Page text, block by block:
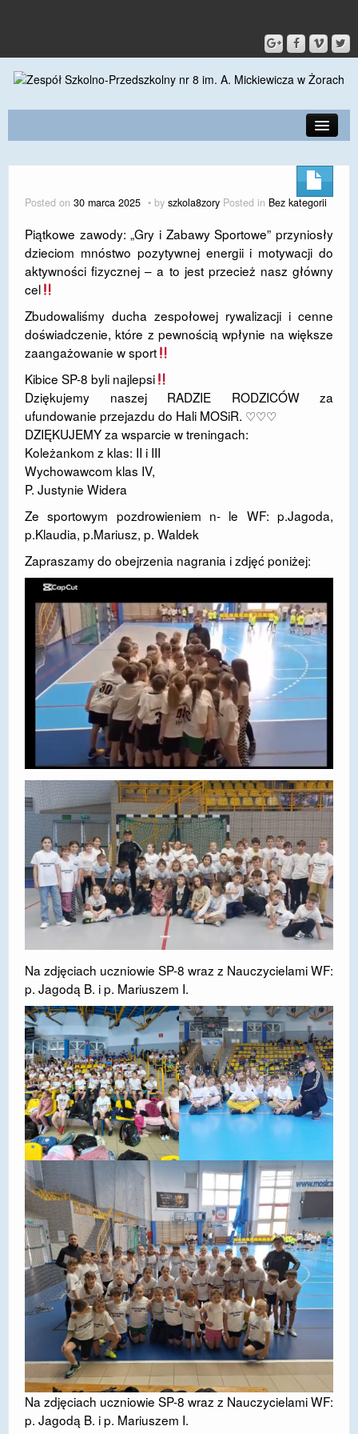
DLA RODZICÓW I UCZNIÓW
DLA PRACOWNIKÓW
GALERIA
SPORT
DOSTĘPNOŚĆ
POLITYKA PRYWATNOŚCI
RODO
EGZAMIN ÓSMOKLASISTY
STANDARDY OCHRONY MAŁOLETNICH
PROJEKT ,,SZKOŁY Z JAKOŚCIĄ – ROZWÓJ
KSZTAŁCENIA OGÓLNEGO NA TERENIE MIASTA
ŻORY”
REKRUTACJA 2026/2027
mLegitymacja
Posted on 30 marca 2025 by szkola8zory Posted in Bez kategorii
Piątkowe zawody: „Gry i Zabawy Sportowe” przyniosły
dzieciom mnóstwo pozytywnej energii i motywacji do
aktywności fizycznej – a to jest przecież nasz główny
cel
Zbudowaliśmy ducha zespołowej rywalizacji i cenne
doświadczenie, które z pewnością wpłynie na większe
zaangażowanie w sport
Kibice SP-8 byli najlepsi
Dziękujemy naszej RADZIE RODZICÓW za
ufundowanie przejazdu do Hali MOSiR. ♡♡♡
DZIĘKUJEMY za wsparcie w treningach:
Koleżankom z klas: II i III
Wychowawcom klas IV,
P. Justynie Widera
Ze sportowym pozdrowieniem n- le WF: p.Jagoda,
p.Klaudia, p.Mariusz, p. Waldek
Zapraszamy do obejrzenia nagrania i zdjęć poniżej:
Na zdjęciach uczniowie SP-8 wraz z Nauczycielami WF:
p. Jagodą B. i p. Mariuszem I.
Na zdjęciach uczniowie SP-8 wraz z Nauczycielami WF:
p. Jagodą B. i p. Mariuszem I.